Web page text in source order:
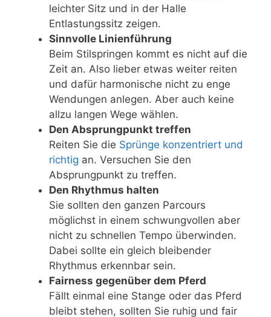
leichter Sitz und in der Halle
Entlastungssitz zeigen.
Sinnvolle Linienführung
Beim Stilspringen kommt es nicht auf die
Zeit an. Also lieber etwas weiter reiten
und dafür harmonische nicht zu enge
Wendungen anlegen. Aber auch keine
allzu langen Wege wählen.
Den Absprungpunkt treffen
Reiten Sie die Sprünge konzentriert und
richtig an. Versuchen Sie den
Absprungpunkt zu treffen.
Den Rhythmus halten
Sie sollten den ganzen Parcours
möglichst in einem schwungvollen aber
nicht zu schnellen Tempo überwinden.
Dabei sollte ein gleich bleibender
Rhythmus erkennbar sein.
Fairness gegenüber dem Pferd
Fällt einmal eine Stange oder das Pferd
bleibt stehen, sollten Sie ruhig und fair